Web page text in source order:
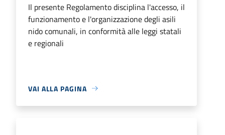
Il presente Regolamento disciplina l'accesso, il
funzionamento e l'organizzazione degli asili
nido comunali, in conformità alle leggi statali
e regionali
VAI ALLA PAGINA